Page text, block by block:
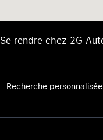
Se rendre chez 2G
Recherche personnalisée